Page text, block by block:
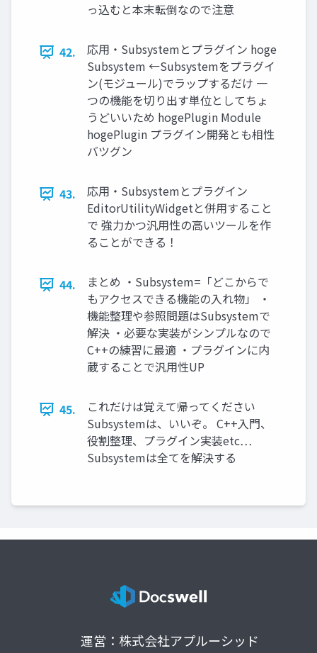
っ込むと本末転倒なので注意
42.
応用・Subsystemとプラグイン hoge
Subsystem ←Subsystemをプラグイ
ン(モジュール)でラップするだけ 一
つの機能を切り出す単位としてちょ
うどいいため hogePlugin Module
hogePlugin プラグイン開発とも相性
バツグン
43.
応用・Subsystemとプラグイン
EditorUtilityWidgetと併用すること
で 強力かつ汎用性の高いツールを作
ることができる！
44.
まとめ ・Subsystem=「どこからで
もアクセスできる機能の入れ物」 ・
機能整理や参照問題はSubsystemで
解決 ・必要な実装がシンプルなので
C++の練習に最適 ・プラグインに内
蔵することで汎用性UP
45.
これだけは覚えて帰ってください
Subsystemは、いいぞ。 C++入門、
役割整理、プラグイン実装etc…
Subsystemは全てを解決する
運営：株式会社アプルーシッド